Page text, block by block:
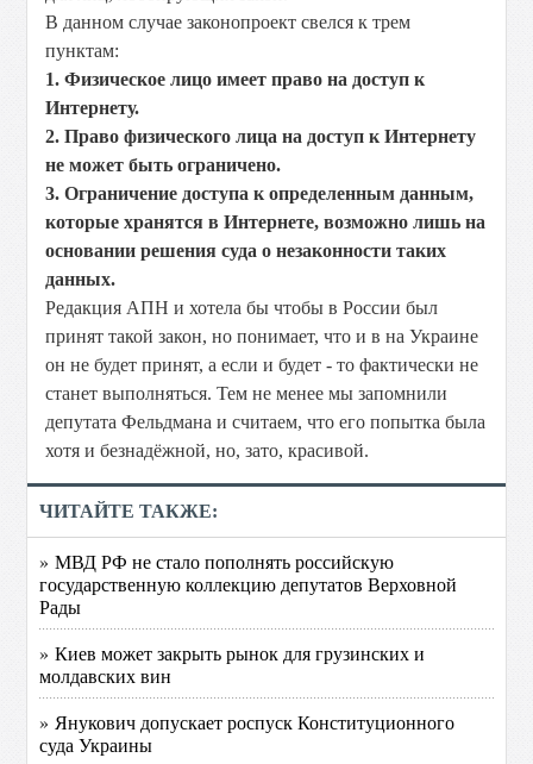
В данном случае законопроект свелся к трем
пунктам:
1. Физическое лицо имеет право на доступ к
Интернету.
2. Право физического лица на доступ к Интернету
не может быть ограничено.
3. Ограничение доступа к определенным данным,
которые хранятся в Интернете, возможно лишь на
основании решения суда о незаконности таких
данных.
Редакция АПН и хотела бы чтобы в России был
принят такой закон, но понимает, что и в на Украине
он не будет принят, а если и будет - то фактически не
станет выполняться. Тем не менее мы запомнили
депутата Фельдмана и считаем, что его попытка была
хотя и безнадёжной, но, зато, красивой.
ЧИТАЙТЕ ТАКЖЕ:
» МВД РФ не стало пополнять российскую
государственную коллекцию депутатов Верховной
Рады
» Киев может закрыть рынок для грузинских и
молдавских вин
» Янукович допускает роспуск Конституционного
суда Украины